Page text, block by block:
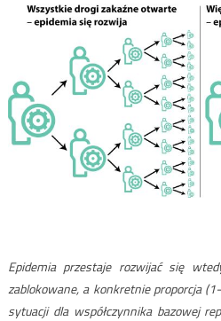
Epidemia przestaje rozwijać się
zablokowane, a konkretnie proporcja
sytuacji dla współczynnika bazowej